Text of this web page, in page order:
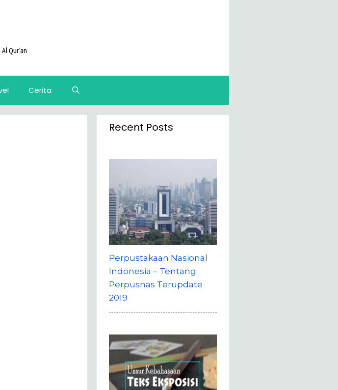
Qur'an
Cerita
Recent Posts
Perpustakaan Nasional
Indonesia – Tentang
Perpusnas Terupdate
2019